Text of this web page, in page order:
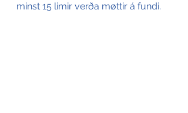
minst 15 limir verða møttir á fundi.